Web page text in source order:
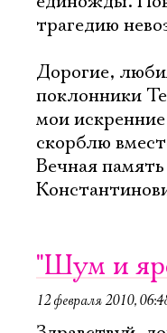
трагедию
Дорогие,
поклонники
мои
скорблю
Вечная
"Шум и
12 февраля 2010,